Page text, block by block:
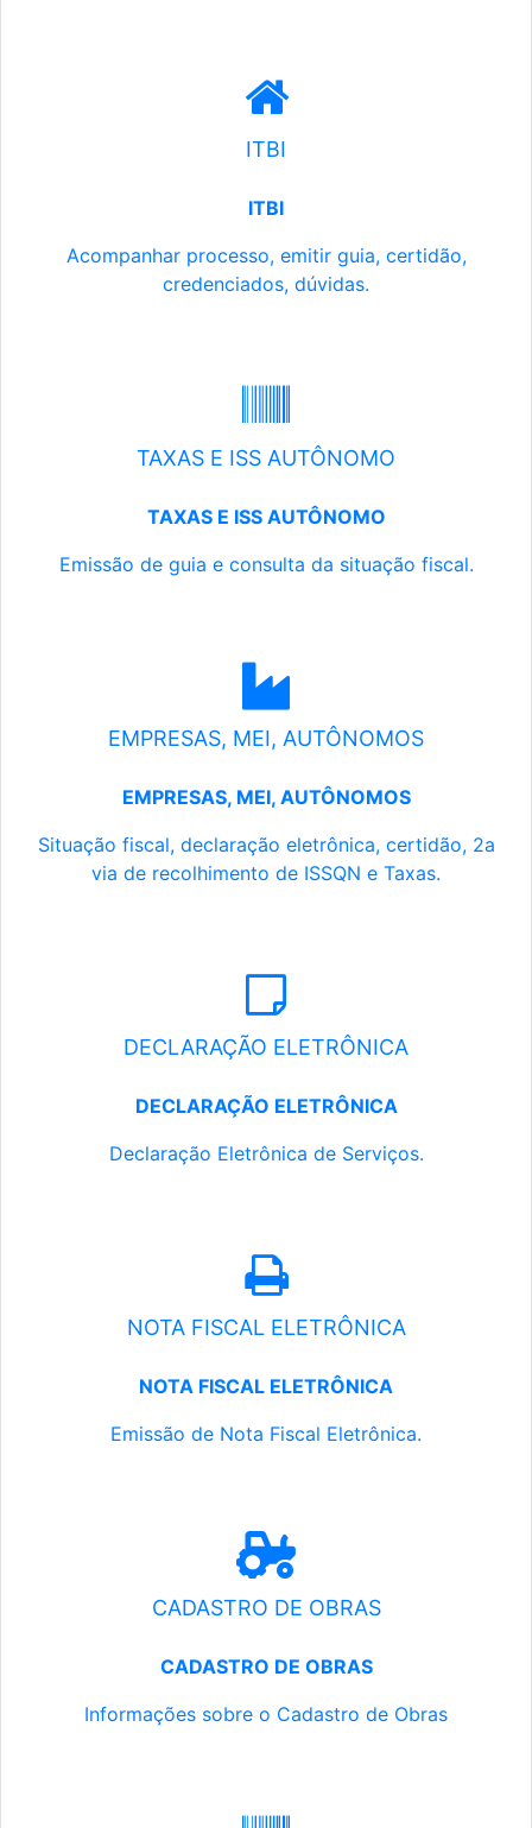
ITBI
ITBI
Acompanhar processo, emitir guia, certidão,
credenciados, dúvidas.
TAXAS E ISS AUTÔNOMO
TAXAS E ISS AUTÔNOMO
Emissão de guia e consulta da situação fiscal.
EMPRESAS, MEI, AUTÔNOMOS
EMPRESAS, MEI, AUTÔNOMOS
Situação fiscal, declaração eletrônica, certidão, 2a
via de recolhimento de ISSQN e Taxas.
DECLARAÇÃO ELETRÔNICA
DECLARAÇÃO ELETRÔNICA
Declaração Eletrônica de Serviços.
NOTA FISCAL ELETRÔNICA
NOTA FISCAL ELETRÔNICA
Emissão de Nota Fiscal Eletrônica.
CADASTRO DE OBRAS
CADASTRO DE OBRAS
Informações sobre o Cadastro de Obras